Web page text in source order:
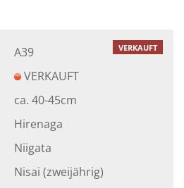
VERKAUFT
A39
VERKAUFT
ca. 40-45cm
Hirenaga
Niigata
Nisai (zweijährig)